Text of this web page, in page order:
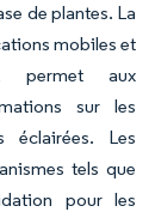
de plantes. La
mobiles et
permet aux
sur les
éclairées. Les
tels que
pour les